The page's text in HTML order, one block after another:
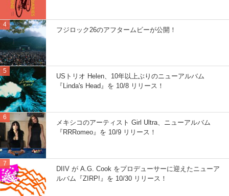
フジロック26のアフタームビーが公開！
USトリオ Helen、10年以上ぶりのニューアルバム
『Linda's Head』を 10/8 リリース！
メキシコのアーティスト Girl Ultra、ニューアルバム
『RRRomeo』を 10/9 リリース！
DIIV が A.G. Cook をプロデューサーに迎えたニューア
ルバム『ZIRP!』を 10/30 リリース！